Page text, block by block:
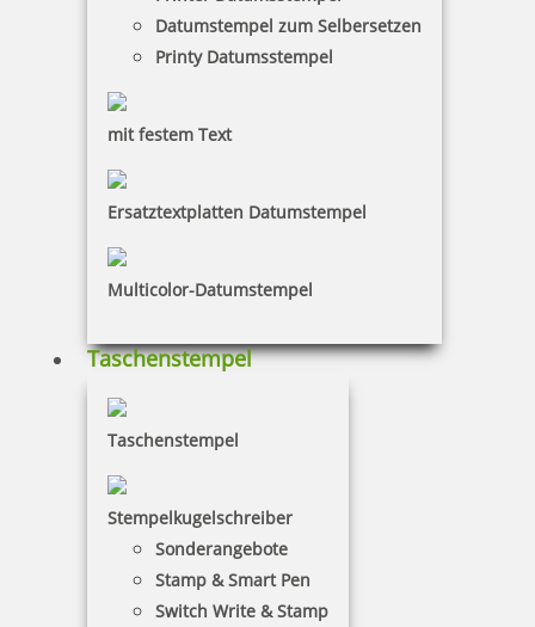
Datumstempel zum Selbersetzen
Printy Datumsstempel
mit festem Text
Ersatztextplatten Datumstempel
Multicolor-Datumstempel
Taschenstempel
Taschenstempel
Stempelkugelschreiber
Sonderangebote
Stamp & Smart Pen
Switch Write & Stamp
4,15 €
Colop WOODIES Stempelkissen Braun oder Schwarz
4,15 €